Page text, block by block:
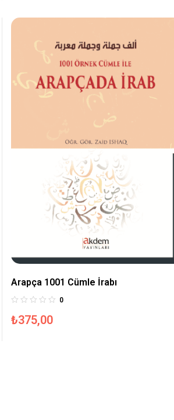
Arapça 1001 Cümle İrabı
0
₺375,00